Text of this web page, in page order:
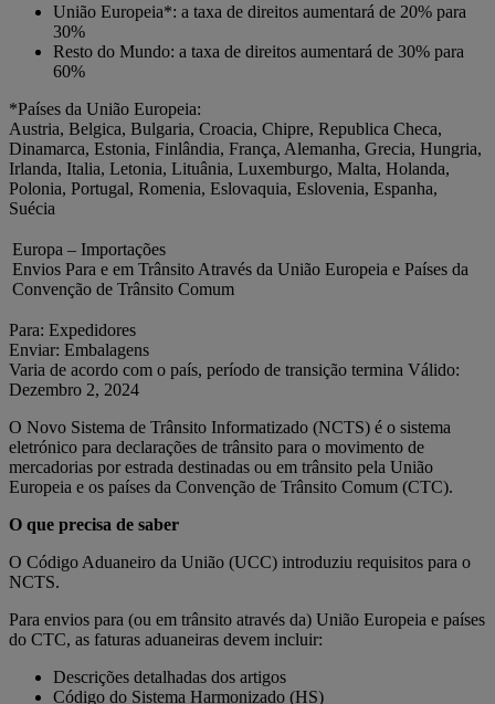
União Europeia*: a taxa de direitos aumentará de 20% para
30%
Resto do Mundo: a taxa de direitos aumentará de 30% para
60%
*Países da União Europeia:
Austria, Belgica, Bulgaria, Croacia, Chipre, Republica Checa,
Dinamarca, Estonia, Finlândia, França, Alemanha, Grecia, Hungria,
Irlanda, Italia, Letonia, Lituânia, Luxemburgo, Malta, Holanda,
Polonia, Portugal, Romenia, Eslovaquia, Eslovenia, Espanha,
Suécia
Europa – Importações
Envios Para e em Trânsito Através da União Europeia e Países da
Convenção de Trânsito Comum
Para: Expedidores
Enviar: Embalagens
Varia de acordo com o país, período de transição termina Válido:
Dezembro 2, 2024
O Novo Sistema de Trânsito Informatizado (NCTS) é o sistema
eletrónico para declarações de trânsito para o movimento de
mercadorias por estrada destinadas ou em trânsito pela União
Europeia e os países da Convenção de Trânsito Comum (CTC).
O que precisa de saber
O Código Aduaneiro da União (UCC) introduziu requisitos para o
NCTS.
Para envios para (ou em trânsito através da) União Europeia e países
do CTC, as faturas aduaneiras devem incluir:
Descrições detalhadas dos artigos
Código do Sistema Harmonizado (HS)